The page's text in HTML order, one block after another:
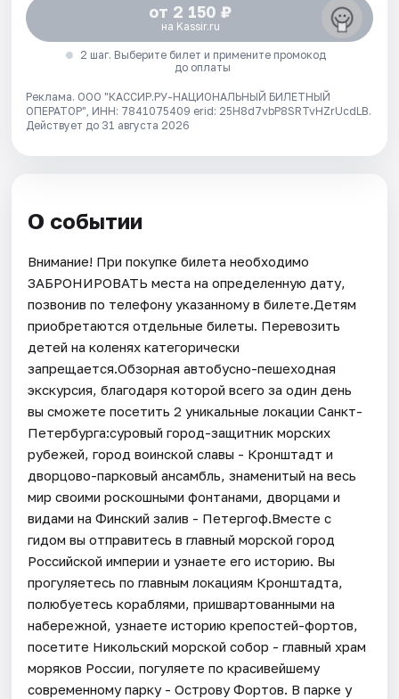
от 2 150 ₽
на Kassir.ru
2 шаг. Выберите билет и примените промокод
до оплаты
Реклама. ООО "КАССИР.РУ-НАЦИОНАЛЬНЫЙ БИЛЕТНЫЙ
ОПЕРАТОР", ИНН: 7841075409 erid: 25H8d7vbP8SRTvHZrUcdLB.
Действует до 31 августа 2026
О событии
Внимание! При покупке билета необходимо
ЗАБРОНИРОВАТЬ места на определенную дату,
позвонив по телефону указанному в билете.Детям
приобретаются отдельные билеты. Перевозить
детей на коленях категорически
запрещается.Обзорная автобусно-пешеходная
экскурсия, благодаря которой всего за один день
вы сможете посетить 2 уникальные локации Санкт-
Петербурга:суровый город-защитник морских
рубежей, город воинской славы - Кронштадт и
дворцово-парковый ансамбль, знаменитый на весь
мир своими роскошными фонтанами, дворцами и
видами на Финский залив - Петергоф.Вместе с
гидом вы отправитесь в главный морской город
Российской империи и узнаете его историю. Вы
прогуляетесь по главным локациям Кронштадта,
полюбуетесь кораблями, пришвартованными на
набережной, узнаете историю крепостей-фортов,
посетите Никольский морской собор - главный храм
моряков России, погуляете по красивейшему
современному парку - Острову Фортов. В парке у